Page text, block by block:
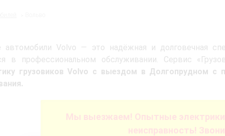
автомобили Volvo — это надёжная и долговечная
в профессиональном обслуживании. Сервис
грузовиков Volvo с выездом в Долгопрудном с
Мы выезжаем! Опытные электрики
неисправность!